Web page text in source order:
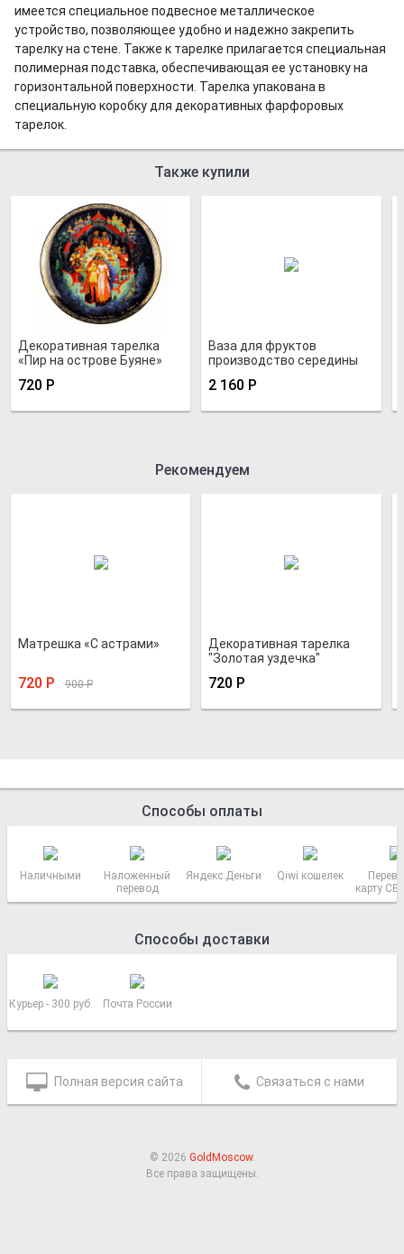
имеется специальное подвесное металлическое
устройство, позволяющее удобно и надежно закрепить
тарелку на стене. Также к тарелке прилагается специальная
полимерная подставка, обеспечивающая ее установку на
горизонтальной поверхности. Тарелка упакована в
специальную коробку для декоративных фарфоровых
тарелок.
Также купили
Декоративная тарелка
«Пир на острове Буяне»
720 Р
Ваза для фруктов
производство середины
2 160 Р
Рекомендуем
Матрешка «С астрами»
720 Р 900Р
Декоративная тарелка
"Золотая уздечка"
720 Р
Способы оплаты
Наличными
Наложенный
перевод
Яндекс.Деньги Qiwi кошелек
карту
Способы доставки
Курьер - 300 руб. Почта России
Полная версия сайта Связаться с нами
© 2026 GoldMoscow.
Все права защищены.